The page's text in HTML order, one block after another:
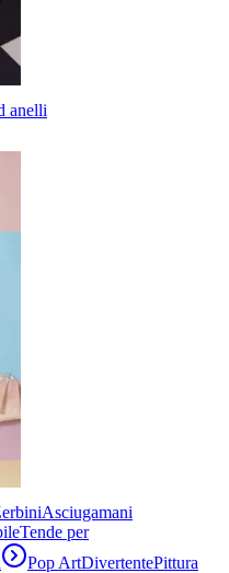
anelli
Asciugamani
Tende per
Pop ArtDivertentePittura